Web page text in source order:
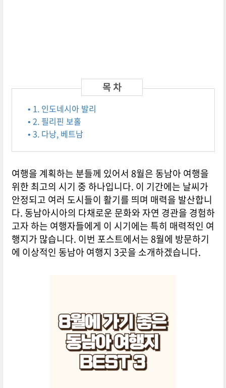
• 1. 인도네시아 발리
• 2. 필리핀 보홀
• 3. 다낭, 베트남
여행을 계획하는 분들께 있어서 8월은 동남아 여행을
위한 최고의 시기 중 하나입니다. 이 기간에는 날씨가
안정되고 여러 도시들이 활기를 띄며 매력을 발산합니
다. 동남아시아의 다채로운 문화와 자연 경관을 경험하
고자 하는 여행자들에게 이 시기에는 특히 매력적인 여
행지가 많습니다. 이번 포스트에서는 8월에 방문하기
에 이상적인 동남아 여행지 3곳을 소개하겠습니다.